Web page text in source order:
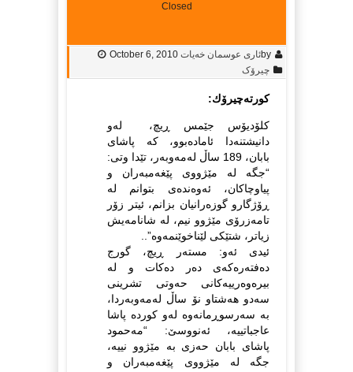
Closed
byئاری عوسمان خه‌یات October 6, 2010
چیرۆک
كورته‌چیرۆك:
كلۆدیۆس جێمس ڕیچ، له‌و
دانیشتنه‌دا ئاماده‌بوو، كه‌ پاشای
بابان، 189 ساڵ له‌مه‌وبه‌ر، تێدا وتی:
“جگه‌ له‌ مێژووی پێغه‌مبه‌ران و
پیاوچاكان، ئه‌وه‌نده‌ی بتوانم له‌
ڕۆژگارو گوزه‌رانیان بزانم، ئیتر زۆر
تامه‌زرۆی مێژوو نیم، له‌ شانامه‌یش
زیاتر، شتێكی لێناخوێنمه‌وه‌”..
ئیدی ئه‌و: مسته‌ر ڕیچ، گورج
ده‌فته‌ره‌كه‌ی ده‌ر ده‌كات و له‌
بیره‌وه‌رییه‌كانی حه‌وتی تشرینی
سه‌دو هه‌شتاو نۆ ساڵ له‌مه‌وبه‌ردا،
به‌ سه‌رسوڕمانه‌وه‌ له‌و كورده‌ پاشا
عاجباتییه‌، ئه‌نووسێ: “مه‌حمود
پاشای بابان حه‌زی به‌ مێژوو نییه‌،
جگه‌ له‌ مێژووی پێغه‌مبه‌ران و